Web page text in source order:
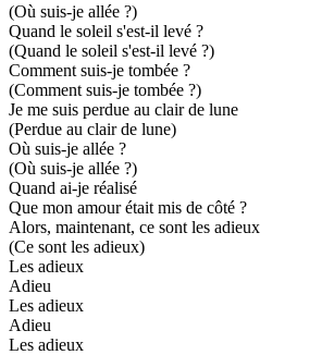
(Où suis-je allée ?)
Quand le soleil s'est-il levé ?
(Quand le soleil s'est-il levé ?)
Comment suis-je tombée ?
(Comment suis-je tombée ?)
Je me suis perdue au clair de lune
(Perdue au clair de lune)
Où suis-je allée ?
(Où suis-je allée ?)
Quand ai-je réalisé
Que mon amour était mis de côté ?
Alors, maintenant, ce sont les adieux
(Ce sont les adieux)
Les adieux
Adieu
Les adieux
Adieu
Les adieux